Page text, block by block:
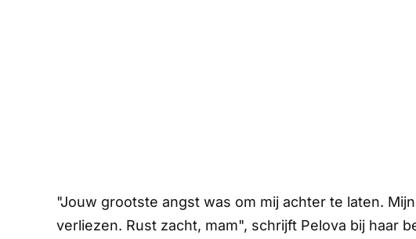
"Jouw grootste angst was om mij achter te laten.
verliezen. Rust zacht, mam", schrijft Pelova bij haar